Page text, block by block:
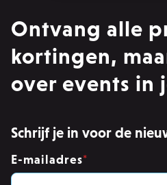
Ontvang alle
kortingen,
over events in
Schrijf je in voor de
E-mailadres*
Strikt
Analytische cookies of
Gerichte of
zoals gebruikersaanmelding
Zonder strikt noodzakelijke
Naam